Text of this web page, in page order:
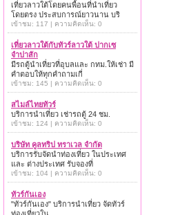
เที่ยวลาวใต้โดยคนพื้อนที่นำเที่ยว
โดยตรง ประสบการณ์ยาวนาน บริ
เข้าชม: 117 | ความคิดเห็น: 0
เที่ยวลาวใต้กับทัวร์ลาวใต้ ปากเซ
จำปาสัก
มีรถตู้นำเที่ยวที่อุบลและ กทม.ให้เช่า มี
คำตอบให้ทุกคำถามเกี่
เข้าชม: 145 | ความคิดเห็น: 0
สไมล์ไทยทัวร์
บริการนำเที่ยว เช่ารถตู้ 24 ชม.
เข้าชม: 124 | ความคิดเห็น: 0
บริษัท คูลทริป ทราเวล จำกัด
บริการรับจัดนำท่องเที่ยว ในประเทศ
และ ต่างประเทศ รับจองที่
เข้าชม: 104 | ความคิดเห็น: 0
ทัวร์กันเอง
"ทัวร์กันเอง" บริการนำเที่ยว จัดทัวร์